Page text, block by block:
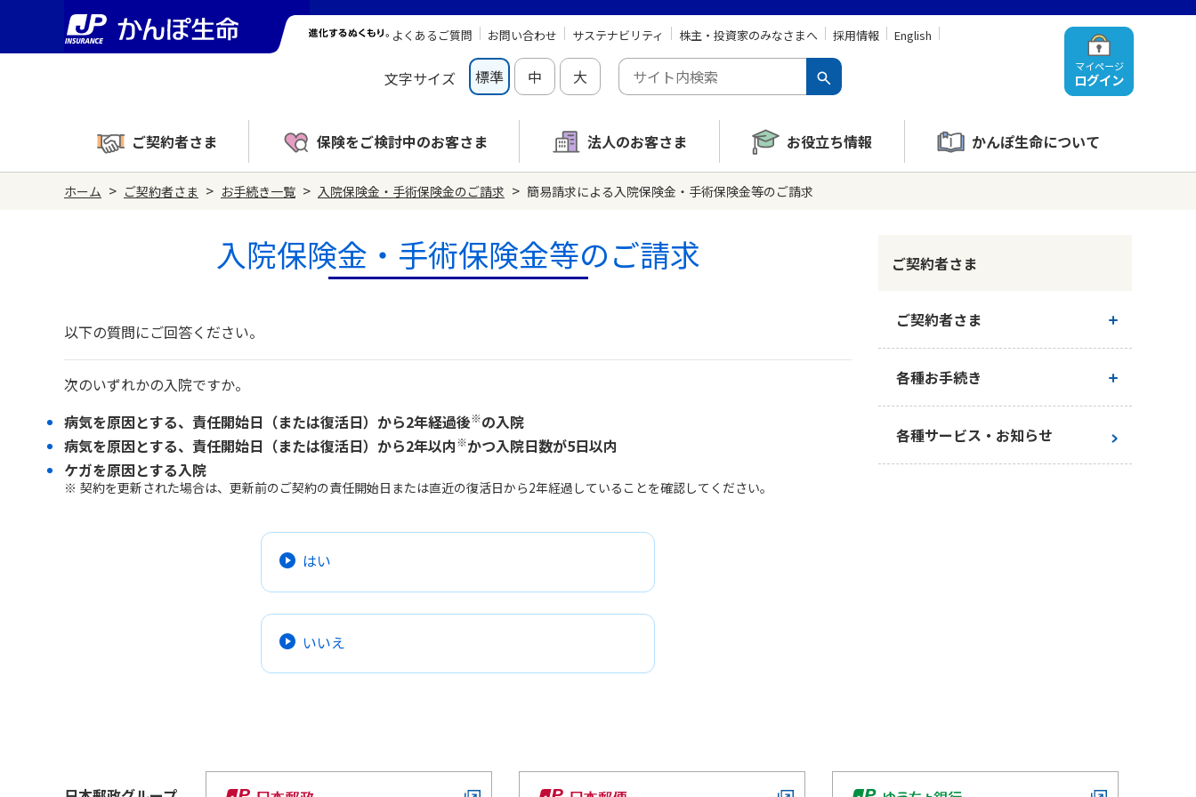
マイページ
ログイン
よくあるご質問 お問い合わせ サステナビリティ 株主・投資家のみなさまへ 採用情報 English
文字サイズ 標準 中 大
ご契約者さま 保険をご検討中のお客さま 法人のお客さま お役立ち情報 かんぽ生命について
ホーム > ご契約者さま > お手続き一覧 > 入院保険金・手術保険金のご請求 > 簡易請求による入院保険金・手術保険金等のご請求
入院保険金・手術保険金等のご請求
以下の質問にご回答ください。
次のいずれかの入院ですか。
病気を原因とする、責任開始日（または復活日）から2年経過後※の入院
病気を原因とする、責任開始日（または復活日）から2年以内※かつ入院日数が5日以内
ケガを原因とする入院
契約を更新された場合は、更新前のご契約の責任開始日または直近の復活日から2年経過していることを確認してください。
はい
いいえ
ご契約者さま
ご契約者さま
ご契約内容の確認
各種お手続き
お手続き一覧
各種サービス・お知らせ